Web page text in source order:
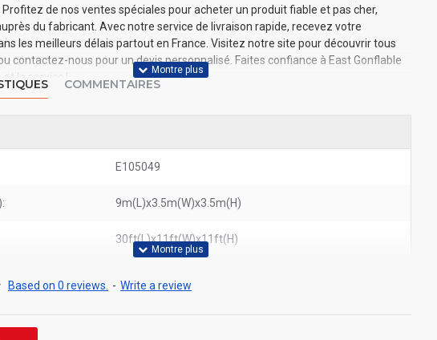
de nos ventes spéciales pour acheter un produit fiable et pas cher,
du fabricant. Avec notre service de livraison rapide, recevez votre
les meilleurs délais partout en France. Visitez notre site pour découvrir tous
contactez-nous pour un devis personnalisé. Faites confiance à East Gonflable
et le service !COMMENTAIRES
E105049
9m(L)x3.5m(W)x3.5m(H)
30ft(L)x11ft(W)x11ft(H)
Based on 0 reviews. - Write a review